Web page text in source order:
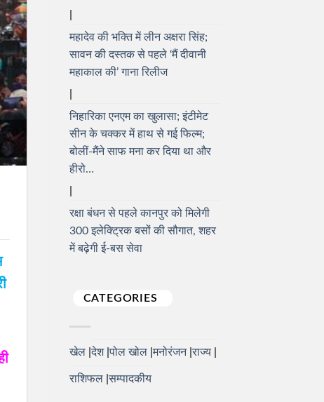
महादेव की भक्ति में लीन अक्षरा सिंह;
सावन की दस्तक से पहले ‘मैं दीवानी
महाकाल की’ गाना रिलीज
निहारिका एनएम का खुलासा; इंटीमेट
सीन के चक्कर में हाथ से गई फिल्म;
बोलीं-मैंने साफ मना कर दिया था और
हीरो…
रक्षा बंधन से पहले कानपुर को मिलेगी
300 इलेक्ट्रिक बसों की सौगात, शहर
में बढ़ेगी ई-बस सेवा
CATEGORIES
खेल देश पोल खोल मनोरंजन राज्य
राशिफल सम्पादकीय